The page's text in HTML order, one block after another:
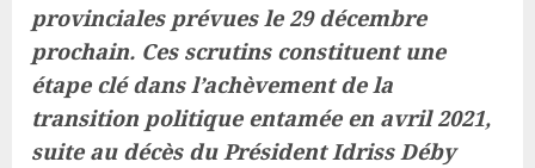
provinciales prévues le 29 décembre
prochain. Ces scrutins constituent une
étape clé dans l’achèvement de la
transition politique entamée en avril 2021,
suite au décès du Président Idriss Déby